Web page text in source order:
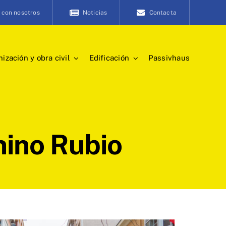
con nosotros Noticias Contacta
y obra civil Edificación Passivhaus
Rubio